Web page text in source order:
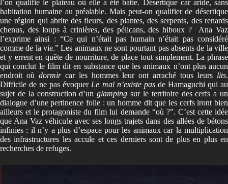
l’on qualifie le plateau où elle a été bâtie. Désertique car aride, sans
habitation humaine au préalable. Mais peut-on qualifier de désertique
une région qui abrite des fleurs, des plantes, des serpents, des renards
chenus, des loups à crinières, des pélicans, des hiboux ? Ana Vaz
l’exprime ainsi : “Ce qui n’était pas humain n’était pas considéré
comme de la vie.” Les animaux ne sont pourtant pas absents de la ville
et y errent en quête de nourriture, de place tout simplement. La phrase
qui conclut le film dit en substance que les animaux n’ont plus aucun
endroit où dormircar les hommes leur ont arraché tous leurs lits.
Difficile de ne pas évoquer Le mal n’existe pas de Hamaguchi qui au
sujet de la construction d’unglampingsur le territoire des cerfs a un
dialogue d’une pertinence folle : un homme dit que les cerfs iront bien
ailleurs et le protagoniste du film lui demande “où ?”. C’est cette idée
que Ana Vaz véhicule avec ses longs trajets dans des allées de bétons
infinies : il n’y a plus d’espace pour les animaux car la multiplication
des infrastructures les accule et ces derniers sont de plus en plus en
recherches de refuges.